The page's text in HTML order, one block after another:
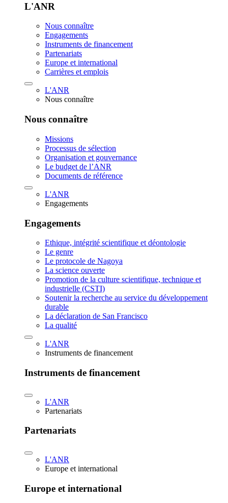
L'ANR
Nous connaître
Engagements
Instruments de financement
Partenariats
Europe et international
Carrières et emplois
L'ANR
Nous connaître
Nous connaître
Missions
Processus de sélection
Organisation et gouvernance
Le budget de l’ANR
Documents de référence
L'ANR
Engagements
Engagements
Ethique, intégrité scientifique et déontologie
Le genre
Le protocole de Nagoya
La science ouverte
Promotion de la culture scientifique, technique et
industrielle (CSTI)
Soutenir la recherche au service du développement
durable
La déclaration de San Francisco
La qualité
L'ANR
Instruments de financement
Instruments de financement
L'ANR
Partenariats
Partenariats
L'ANR
Europe et international
Europe et international